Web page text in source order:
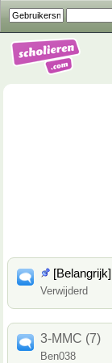
[Belangrijk]
Verwijderd
3-MMC (7)
Ben038